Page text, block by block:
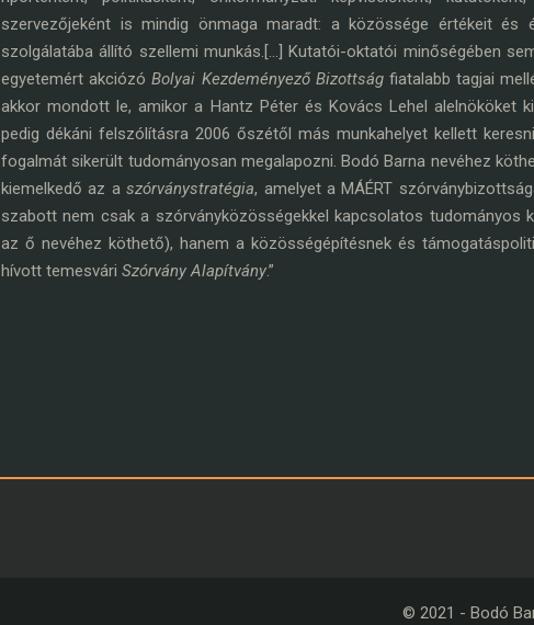
szervezőjeként is mindig önmaga maradt: a közössége értékeit és
szolgálatába állító szellemi munkás.[…] Kutatói-oktatói minőségében
egyetemért akciózóBolyai Kezdeményező Bizottságfiatalabb tagjai
akkor mondott le, amikor a Hantz Péter és Kovács Lehel alelnököket
pedig dékáni felszólításra 2006 őszétől más munkahelyet kellett
fogalmát sikerült tudományosan megalapozni. Bodó Barna nevéhez
kiemelkedő az aszórványstratégia, amelyet a MÁÉRT
szabott nem csak a szórványközösségekkel kapcsolatos tudományos
az ő nevéhez köthető), hanem a közösségépítésnek és
hívott temesvári Szórvány Alapítvány.”
© 2021 - Bodó